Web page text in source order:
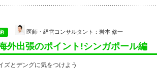
医師・経営コンサルタント：岩本 修一
外出張のポイント!シンガポール編
ズとデングに気をつけよう